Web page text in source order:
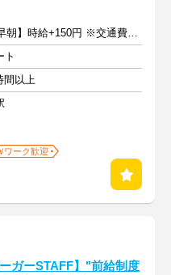
時給1450円～【早朝】時給+150円 ※交通費支給
ト
間以上
ワーク歓迎
ーガーSTAFF】"前給制度